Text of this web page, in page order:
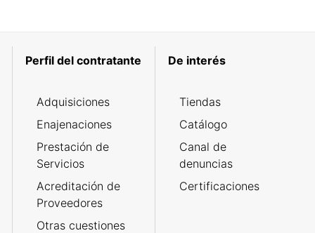
Perfil del contratante
Adquisiciones
Enajenaciones
Prestación de
Servicios
Acreditación de
Proveedores
Otras cuestiones
De interés
Tiendas
Catálogo
Canal de
denuncias
Certificaciones